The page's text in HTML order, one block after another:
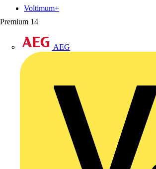
Premium 14
AEG
Voltimum+